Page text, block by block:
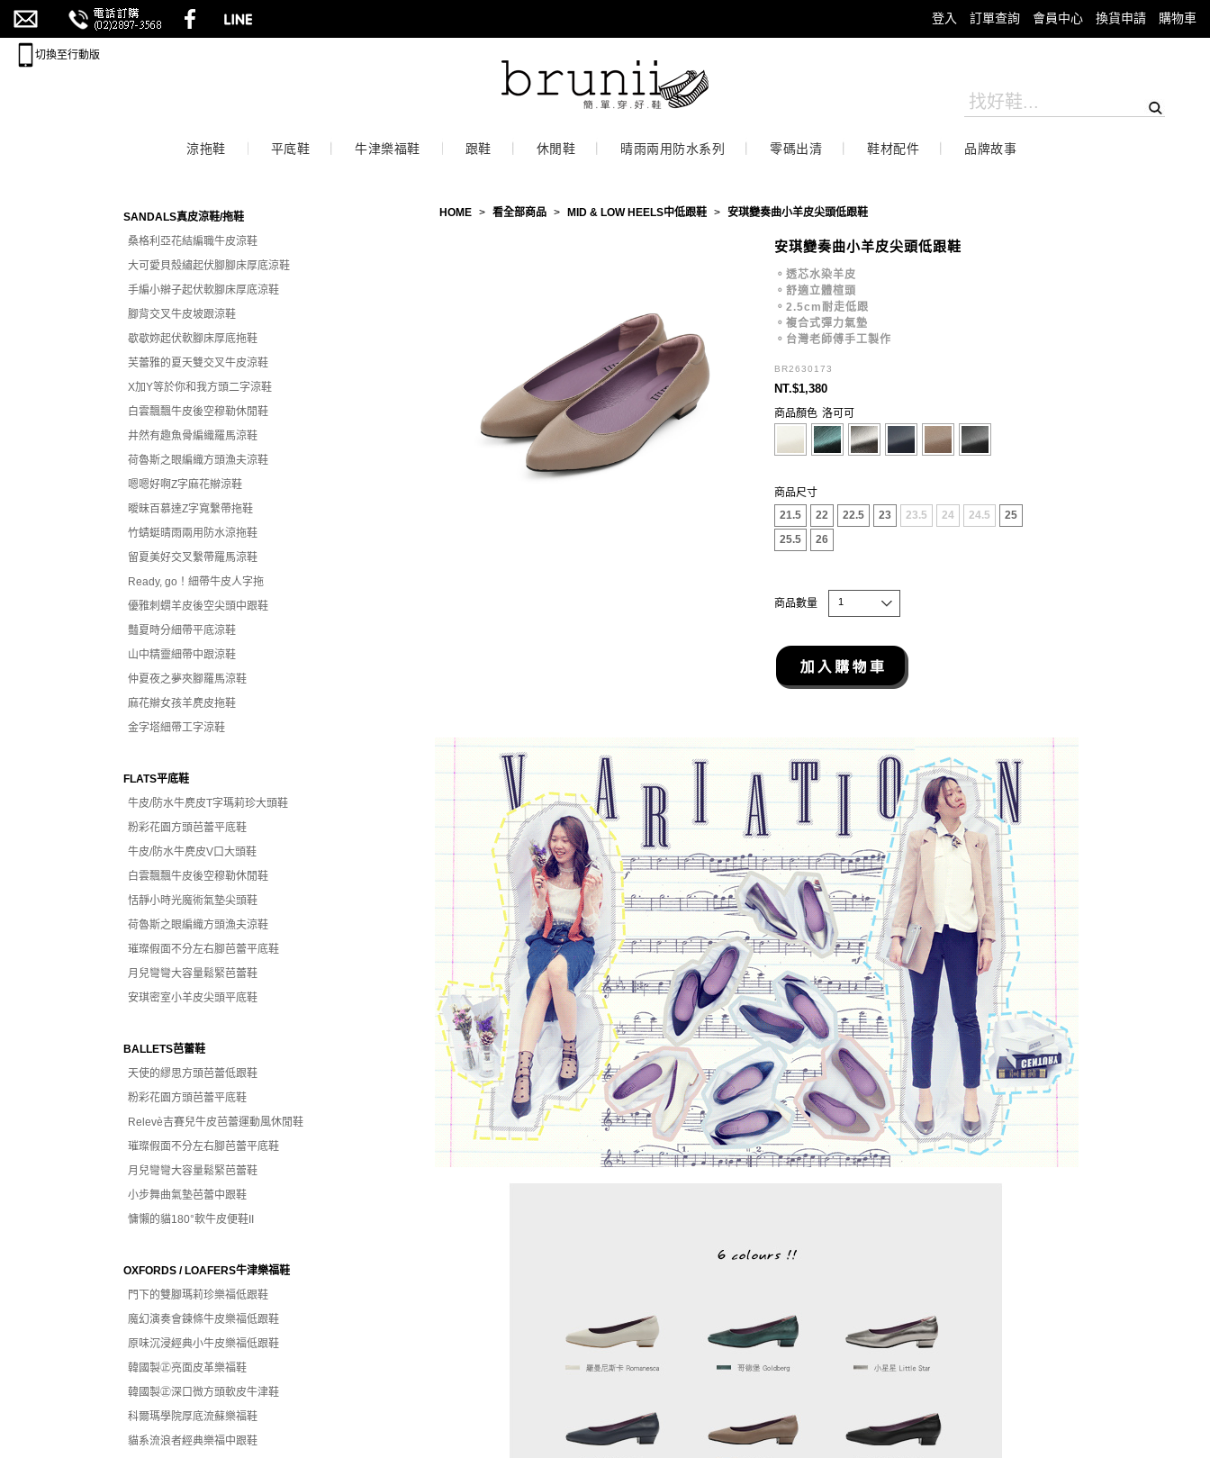
登入 訂單查詢 會員中心 換貨申請 購物車
切換至行動版
涼拖鞋 平底鞋 牛津樂福鞋 跟鞋 休閒鞋 晴雨兩用防水系列 零碼出清 鞋材配件 品牌故事
SANDALS真皮涼鞋/拖鞋
桑格利亞花結編職牛皮涼鞋
大可愛貝殼繡起伏腳腳床厚底涼鞋
手編小辮子起伏軟腳床厚底涼鞋
腳背交叉牛皮坡跟涼鞋
歇歇妳起伏軟腳床厚底拖鞋
芙蕾雅的夏天雙交叉牛皮涼鞋
X加Y等於你和我方頭二字涼鞋
白雲飄飄牛皮後空穆勒休閒鞋
井然有趣魚骨編織羅馬涼鞋
荷魯斯之眼編織方頭漁夫涼鞋
嗯嗯好啊Z字麻花辮涼鞋
曖昧百慕達Z字寬繫帶拖鞋
竹蜻蜓晴雨兩用防水涼拖鞋
留夏美好交叉繫帶羅馬涼鞋
Ready, go！細帶牛皮人字拖
優雅刺蝟羊皮後空尖頭中跟鞋
豔夏時分細帶平底涼鞋
山中精靈細帶中跟涼鞋
仲夏夜之夢夾腳羅馬涼鞋
麻花辮女孩羊麂皮拖鞋
金字塔細帶工字涼鞋
FLATS平底鞋
牛皮/防水牛麂皮T字瑪莉珍大頭鞋
粉彩花園方頭芭蕾平底鞋
牛皮/防水牛麂皮V口大頭鞋
白雲飄飄牛皮後空穆勒休閒鞋
恬靜小時光魔術氣墊尖頭鞋
荷魯斯之眼編織方頭漁夫涼鞋
璀璨假面不分左右腳芭蕾平底鞋
月兒彎彎大容量鬆緊芭蕾鞋
安琪密室小羊皮尖頭平底鞋
BALLETS芭蕾鞋
天使的繆思方頭芭蕾低跟鞋
粉彩花園方頭芭蕾平底鞋
Relevè吉賽兒牛皮芭蕾運動風休閒鞋
璀璨假面不分左右腳芭蕾平底鞋
月兒彎彎大容量鬆緊芭蕾鞋
小步舞曲氣墊芭蕾中跟鞋
慵懶的貓180°軟牛皮便鞋II
OXFORDS / LOAFERS牛津樂福鞋
門下的雙腳瑪莉珍樂福低跟鞋
魔幻演奏會鍊條牛皮樂福低跟鞋
原味沉浸經典小牛皮樂福低跟鞋
韓國製㊣亮面皮革樂福鞋
韓國製㊣深口微方頭軟皮牛津鞋
科爾瑪學院厚底流蘇樂福鞋
貓系流浪者經典樂福中跟鞋
HOME > 看全部商品 > MID & LOW HEELS中低跟鞋 > 安琪變奏曲小羊皮尖頭低跟鞋
安琪變奏曲小羊皮尖頭低跟鞋
。透芯水染羊皮
。舒適立體楦頭
。2.5cm耐走低跟
。複合式彈力氣墊
。台灣老師傅手工製作
BR2630173
NT.$1,380
商品顏色 洛可可
商品尺寸
21.5
22 22.5 23 23.5 24 24.5
25
25.5
26
商品數量 1